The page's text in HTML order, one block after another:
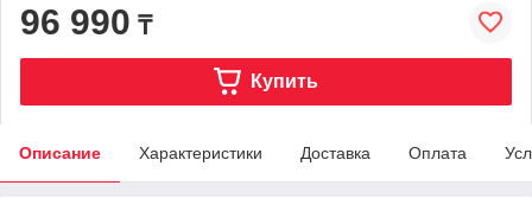
96 990 ₸
Купить
Описание Характеристики Доставка Оплата